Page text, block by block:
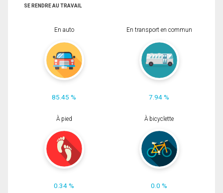
SE RENDRE AU TRAVAIL
En auto
85.45 %
En transport en commun
7.94 %
À pied
0.34 %
À bicyclette
0.0 %